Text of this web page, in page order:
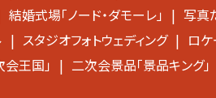
結婚式場「ノード・ダモーレ」
写真
スタジオフォトウェディング
ロケ
王国」
二次会景品「景品キング」